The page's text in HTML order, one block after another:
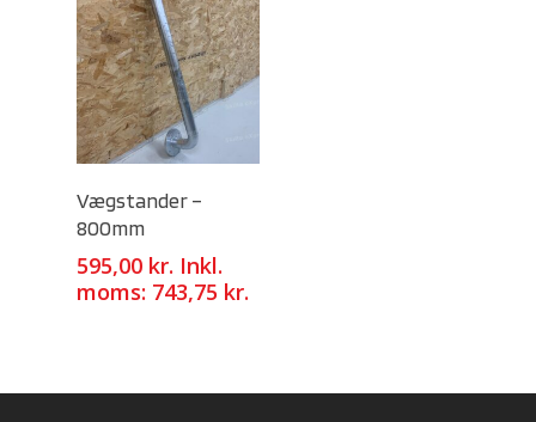
Vægstander –
800mm
595,00 kr. Inkl.
moms: 743,75 kr.